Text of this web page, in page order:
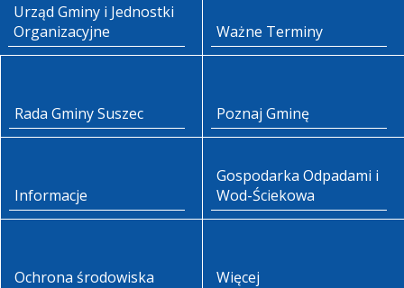
Urząd Gminy i Jednostki
Organizacyjne
Ważne Terminy
Rada Gminy Suszec Poznaj Gminę
Informacje
Gospodarka Odpadami i
Wod-Ściekowa
Ochrona środowiska Więcej